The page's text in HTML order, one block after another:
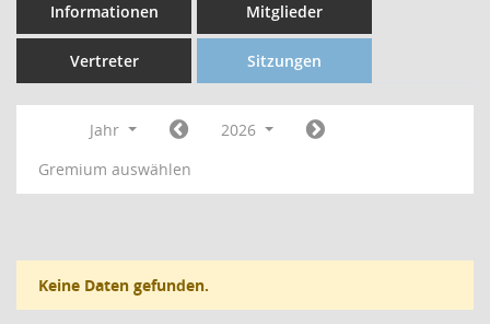
Informationen Mitglieder
Vertreter Sitzungen
Jahr
2026
Gremium auswählen
Keine Daten gefunden.